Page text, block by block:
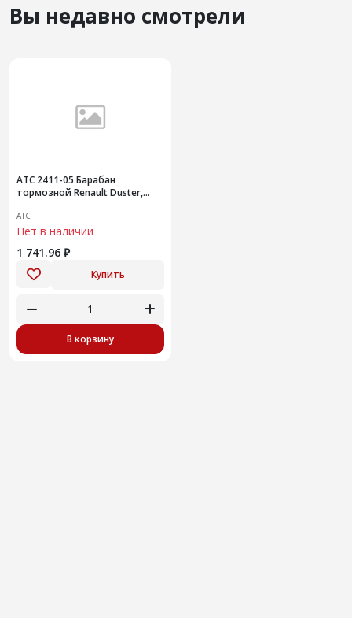
Вы недавно смотрели
АТС 2411-05 Барабан
тормозной Renault Duster,
Без покраски, мат
АТС
Нет в наличии
1 741.96 ₽
Купить
В корзину